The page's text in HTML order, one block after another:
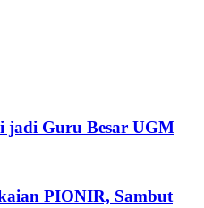
jadi Guru Besar UGM
PIONIR, Sambut